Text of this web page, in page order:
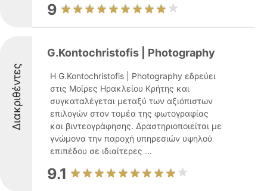
9
Διακριθέντες
G.Kontochristofis | Photography
Η G.Kontochristofis | Photography εδρεύει
στις Μοίρες Ηρακλείου Κρήτης και
συγκαταλέγεται μεταξύ των αξιόπιστων
επιλογών στον τομέα της φωτογραφίας
και βιντεογράφησης. Δραστηριοποιείται με
γνώμονα την παροχή υπηρεσιών υψηλού
επιπέδου σε ιδιαίτερες ...
9.1